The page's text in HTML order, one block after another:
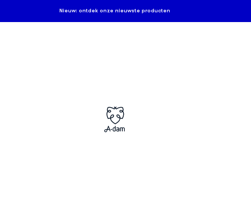
Nieuw: ontdek onze nieuwste producten
A-dam